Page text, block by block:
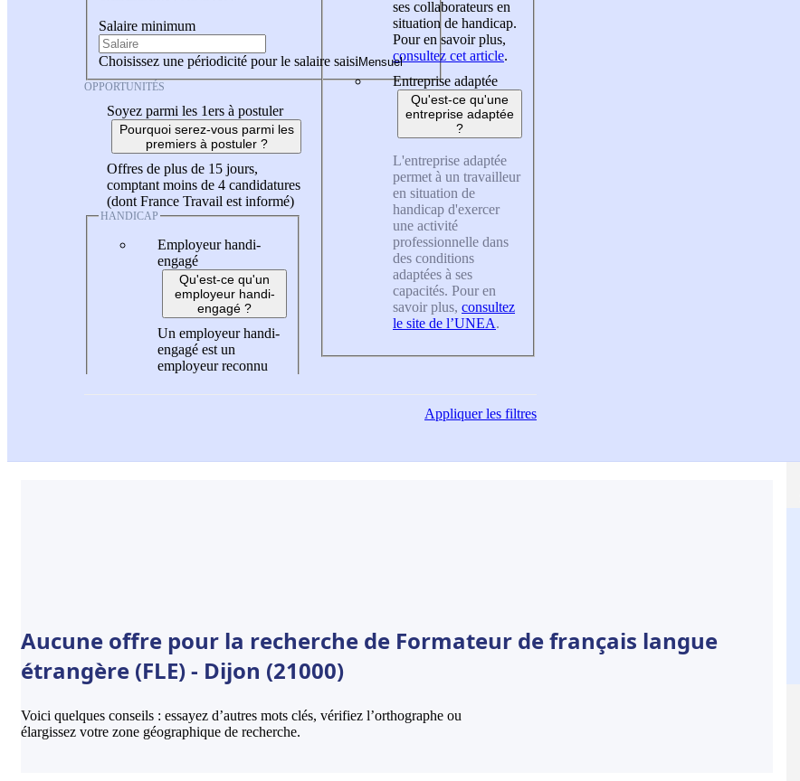
Salaire minimum
Choisissez une périodicité pour le salaire saisi
OPPORTUNITÉS
Soyez parmi les 1ers à postuler
Pourquoi serez-vous parmi les
premiers à postuler ?
Offres de plus de 15 jours,
comptant moins de 4 candidatures
(dont France Travail est informé)
HANDICAP
Employeur handi-
engagé
Qu'est-ce qu'un
employeur handi-
engagé ?
Un employeur handi-
engagé est un
employeur reconnu
ses collaborateurs en
situation de handicap.
Pour en savoir plus,
consultez cet article.
Entreprise adaptée
Qu'est-ce qu'une
entreprise adaptée
?
L'entreprise adaptée
permet à un travailleur
en situation de
handicap d'exercer
une activité
professionnelle dans
des conditions
adaptées à ses
capacités. Pour en
savoir plus, consultez
le site de l’UNEA.
Appliquerles filtres
Aucune offre pour la recherche de Formateur de français langue
étrangère (FLE) - Dijon (21000)
Voici quelques conseils : essayez d’autres mots clés, vérifiez l’orthographe ou
élargissez votre zone géographique de recherche.